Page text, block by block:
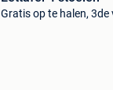
Gratis op te halen, 3de